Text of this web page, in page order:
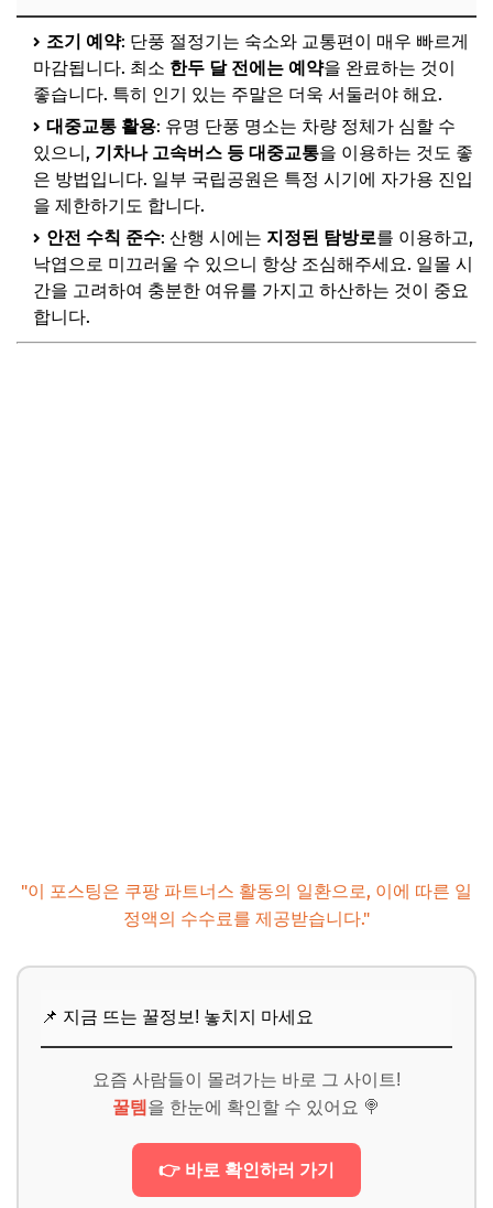
조기 예약: 단풍 절정기는 숙소와 교통편이 매우 빠르게
마감됩니다. 최소 한두 달 전에는 예약을 완료하는 것이
좋습니다. 특히 인기 있는 주말은 더욱 서둘러야 해요.
대중교통 활용: 유명 단풍 명소는 차량 정체가 심할 수
있으니, 기차나 고속버스 등 대중교통을 이용하는 것도 좋
은 방법입니다. 일부 국립공원은 특정 시기에 자가용 진입
을 제한하기도 합니다.
안전 수칙 준수: 산행 시에는 지정된 탐방로를 이용하고,
낙엽으로 미끄러울 수 있으니 항상 조심해주세요. 일몰 시
간을 고려하여 충분한 여유를 가지고 하산하는 것이 중요
합니다.
"이 포스팅은 쿠팡 파트너스 활동의 일환으로, 이에 따른 일
정액의 수수료를 제공받습니다."
📌 지금 뜨는 꿀정보! 놓치지 마세요
요즘 사람들이 몰려가는 바로 그 사이트!
꿀템 을 한눈에 확인할 수 있어요 🍭
👉 바로 확인하러 가기